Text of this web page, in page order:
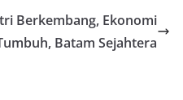
Berkembang, Ekonomi
Batam Sejahtera